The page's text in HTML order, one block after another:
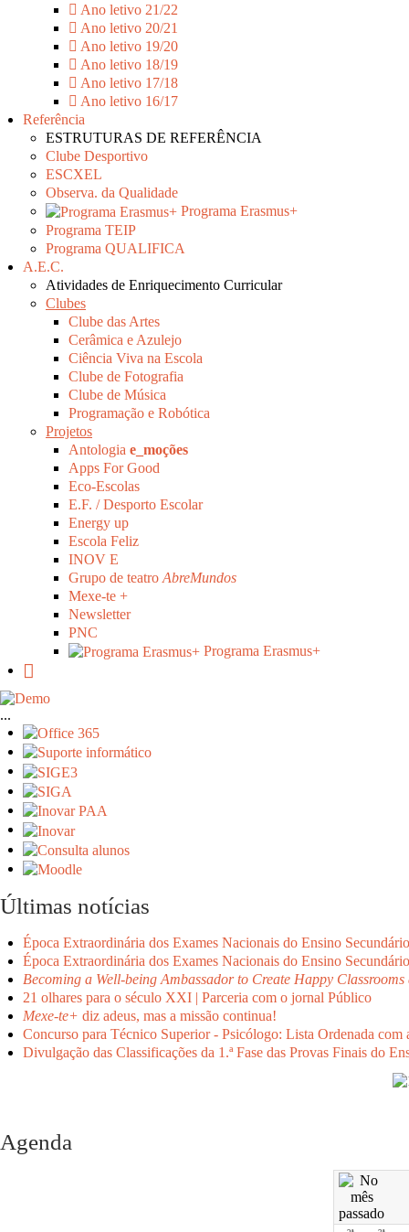
Ano letivo 21/22
Ano letivo 20/21
Ano letivo 19/20
Ano letivo 18/19
Ano letivo 17/18
Ano letivo 16/17
Referência
ESTRUTURAS DE REFERÊNCIA
Clube Desportivo
ESCXEL
Observa. da Qualidade
Programa Erasmus+
Programa TEIP
Programa QUALIFICA
A.E.C.
Atividades de Enriquecimento Curricular
Clubes
Clube das Artes
Cerâmica e Azulejo
Ciência Viva na Escola
Clube de Fotografia
Clube de Música
Programação e Robótica
Projetos
Antologia e_moções
Apps For Good
Eco-Escolas
E.F. / Desporto Escolar
Energy up
Escola Feliz
INOV E
Grupo de teatro AbreMundos
Mexe-te +
Newsletter
PNC
Programa Erasmus+
...
Últimas notícias
Época Extraordinária dos Exames Nacionais do Ensino
Época Extraordinária dos Exames Nacionais do Ensino Secundário
Becoming a Well-being Ambassador to Create Happy Classrooms
21 olhares para o século XXI | Parceria com o jornal Público
Mexe-te+ diz adeus, mas a missão continua!
Concurso para Técnico Superior - Psicólogo: Lista Ordenada com
Divulgação das Classificações da 1.ª Fase das Provas Finais do
Agenda